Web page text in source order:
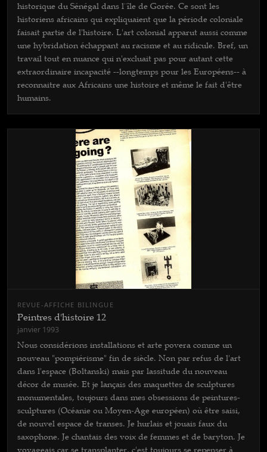
historique du Sénégal dans l¨île de Gorée. Ce sont les
historiens africains qui expliquaient que la période coloniale
faisait partie de l'histoire. L'art colonial apparut aussi comme
une hybridation échappant au racisme et au ridicule. Bref, un
travail tout en nuance qui n'excluait pas pour autant cette
extraordinaire incapacité --longtemps pour les Européens-- à
reconnaitre aux Africains une histoire et même le fait d'être
humains.
REVUE-AFFICHE BILINGUE
Peintres d'histoire 12
janvier 1993
Nous considérions installations et arte povera comme un
nouveau "pompiérisme" fin de siècle. Non par refus de l'art
dans l'espace (Boltanski) mais par lassitude du nouveau
décor de musée. Et je lançais des maquettes de sculptures
monumentales, toujours dans mes obsessions de peintures-
sculptures (Océanie ou Moyen-Age européen) où être saisi,
de nouvel espace de transes. Je hurlais et jouais faux du
saxophone. Je chantais des voix de femmes et de baryton. Je
voyageais car se transplanter, c'est toujours se repenser à